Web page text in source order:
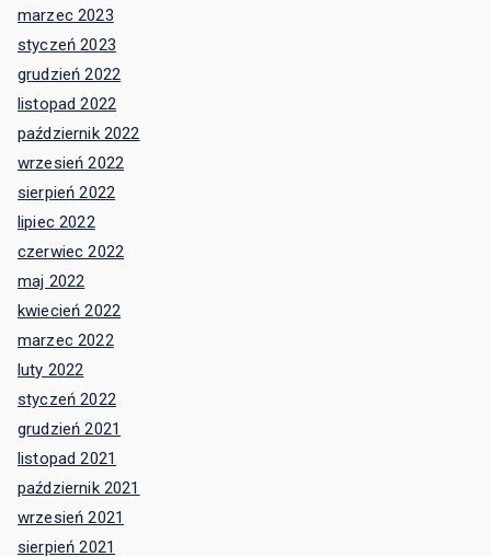
marzec 2023
styczeń 2023
grudzień 2022
listopad 2022
październik 2022
wrzesień 2022
sierpień 2022
lipiec 2022
czerwiec 2022
maj 2022
kwiecień 2022
marzec 2022
luty 2022
styczeń 2022
grudzień 2021
listopad 2021
październik 2021
wrzesień 2021
sierpień 2021